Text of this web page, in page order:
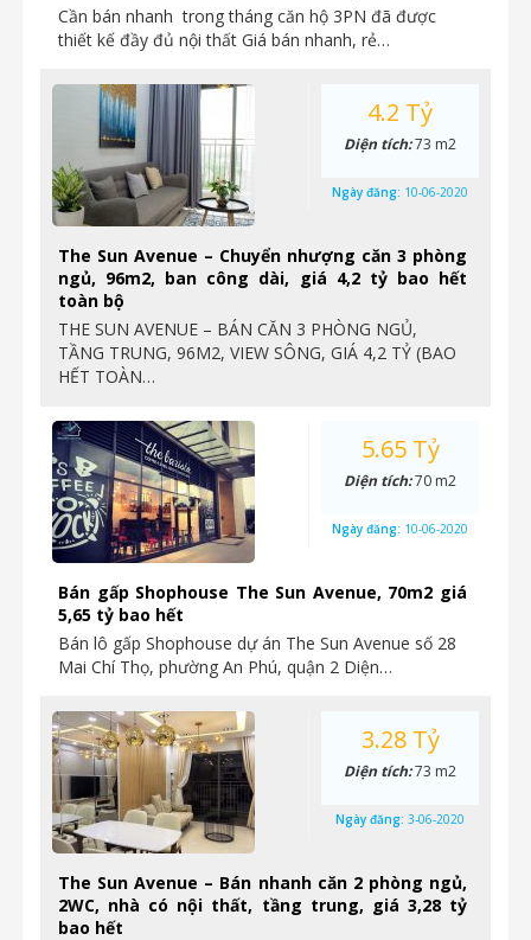
Cần bán nhanh trong tháng căn hộ 3PN đã được
thiết kế đầy đủ nội thất Giá bán nhanh, rẻ…
The Sun Avenue – Chuyển nhượng căn 3 phòng
ngủ, 96m2, ban công dài, giá 4,2 tỷ bao hết
toàn bộ
THE SUN AVENUE – BÁN CĂN 3 PHÒNG NGỦ,
TẦNG TRUNG, 96M2, VIEW SÔNG, GIÁ 4,2 TỶ (BAO
HẾT TOÀN…
4.2 Tỷ
Diện tích:73 m2
Ngày đăng: 10-06-2020
Bán gấp Shophouse The Sun Avenue, 70m2 giá
5,65 tỷ bao hết
Bán lô gấp Shophouse dự án The Sun Avenue số 28
Mai Chí Thọ, phường An Phú, quận 2 Diện…
5.65 Tỷ
Diện tích:70 m2
Ngày đăng: 10-06-2020
The Sun Avenue – Bán nhanh căn 2 phòng ngủ,
2WC, nhà có nội thất, tầng trung, giá 3,28 tỷ
bao hết
3.28 Tỷ
Diện tích:73 m2
Ngày đăng: 3-06-2020